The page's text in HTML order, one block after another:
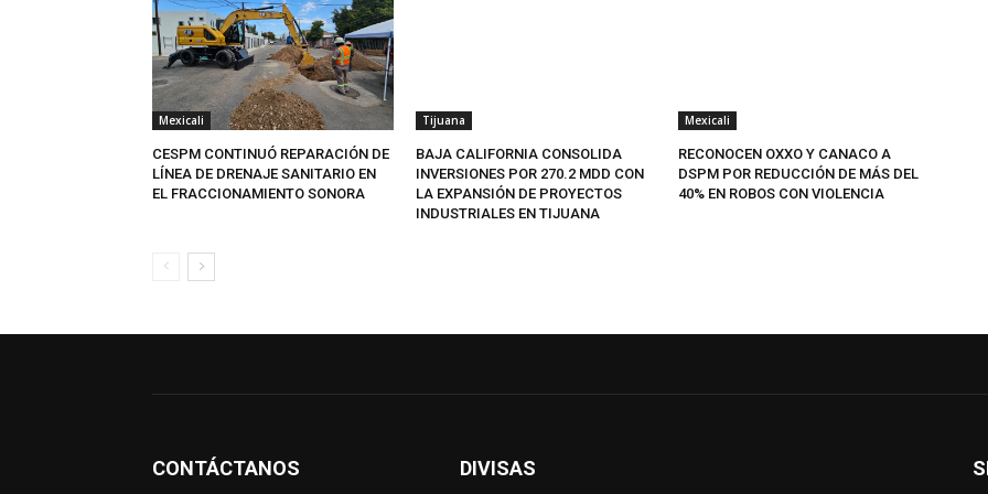
Mexicali
CESPM CONTINUÓ REPARACIÓN DE
LÍNEA DE DRENAJE SANITARIO EN
EL FRACCIONAMIENTO SONORA
Tijuana
BAJA CALIFORNIA CONSOLIDA
INVERSIONES POR 270.2 MDD CON
LA EXPANSIÓN DE PROYECTOS
INDUSTRIALES EN TIJUANA
Mexicali
RECONOCEN OXXO Y CANACO A
DSPM POR REDUCCIÓN DE MÁS DEL
40% EN ROBOS CON VIOLENCIA
CONTÁCTANOS DIVISAS